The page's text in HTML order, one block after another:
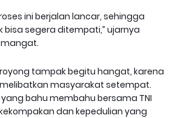
ini berjalan lancar, sehingga
bisa segera ditempati,” ujarnya
tampak begitu hangat, karena
masyarakat setempat.
bahu membahu bersama TNI
dan kepedulian yang